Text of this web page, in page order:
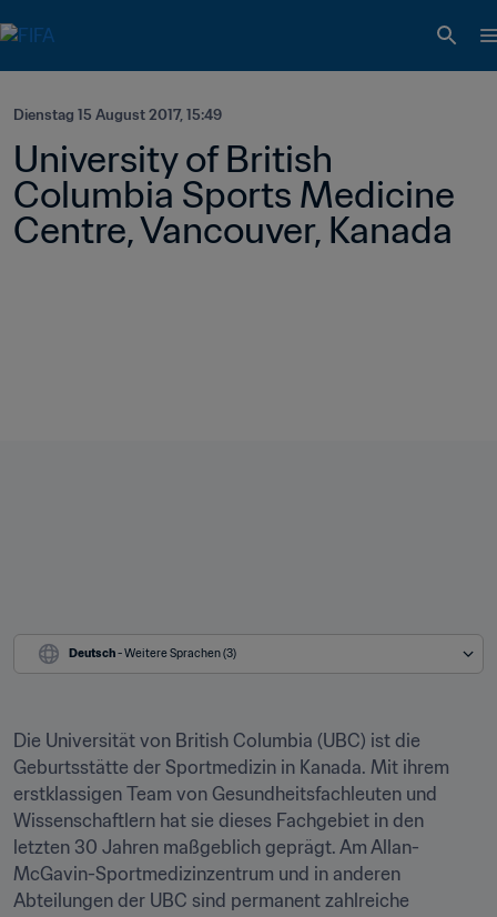
Dienstag 15 August 2017, 15:49
University of British
Columbia Sports Medicine
Centre, Vancouver, Kanada
Deutsch - Weitere Sprachen (3)
Die Universität von British Columbia (UBC) ist die
Geburtsstätte der Sportmedizin in Kanada. Mit ihrem
erstklassigen Team von Gesundheitsfachleuten und
Wissenschaftlern hat sie dieses Fachgebiet in den
letzten 30 Jahren maßgeblich geprägt. Am Allan-
McGavin-Sportmedizinzentrum und in anderen
Abteilungen der UBC sind permanent zahlreiche